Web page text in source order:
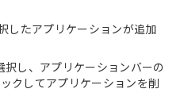
したアプリケーションが追加
し、アプリケーションバーの
クしてアプリケーションを削